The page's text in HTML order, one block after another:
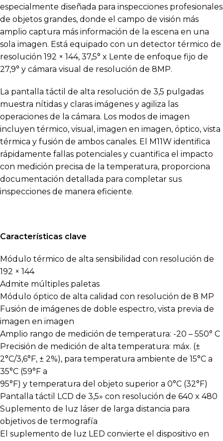
especialmente diseñada para inspecciones profesionales
de objetos grandes, donde el campo de visión más
amplio captura más información de la escena en una
sola imagen. Está equipado con un detector térmico de
resolución 192 × 144, 37,5° x Lente de enfoque fijo de
27,9° y cámara visual de resolución de 8MP.
La pantalla táctil de alta resolución de 3,5 pulgadas
muestra nítidas y claras imágenes y agiliza las
operaciones de la cámara. Los modos de imagen
incluyen térmico, visual, imagen en imagen, óptico, vista
térmica y fusión de ambos canales. El M11W identifica
rápidamente fallas potenciales y cuantifica el impacto
con medición precisa de la temperatura, proporciona
documentación detallada para completar sus
inspecciones de manera eficiente.
Características clave
Módulo térmico de alta sensibilidad con resolución de
192 × 144
Admite múltiples paletas
Módulo óptico de alta calidad con resolución de 8 MP
Fusión de imágenes de doble espectro, vista previa de
imagen en imagen
Amplio rango de medición de temperatura: -20 – 550° C
Precisión de medición de alta temperatura: máx. (±
2°C/3,6°F, ± 2%), para temperatura ambiente de 15°C a
35°C (59°F a
95°F) y temperatura del objeto superior a 0°C (32°F)
Pantalla táctil LCD de 3,5» con resolución de 640 x 480
Suplemento de luz láser de larga distancia para
objetivos de termografía
El suplemento de luz LED convierte el dispositivo en